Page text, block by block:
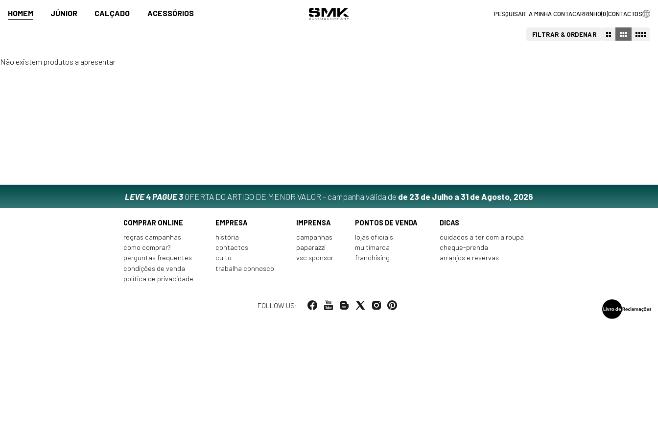
HOMEM JÚNIOR CALÇADO ACESSÓRIOS A MINHA CONTACARRINHO(0)CONTACTOS
FILTRAR & ORDENAR
Não existem produtos a apresentar
LEVE 4 PAGUE 3OFERTA DO ARTIGO DE MENOR VALOR - campanha válida de de 23 de Julho a 31 de Agosto, 2026
COMPRAR ONLINE
regras campanhas
como comprar?
perguntas frequentes
condições de venda
política de privacidade
EMPRESA
história
contactos
culto
trabalha connosco
IMPRENSA
campanhas
paparazzi
vsc sponsor
PONTOS DE VENDA
lojas oficiais
multimarca
franchising
DICAS
cuidados a ter com a roupa
cheque-prenda
arranjos e reservas
FOLLOW US: